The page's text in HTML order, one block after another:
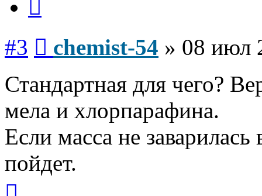
#3 chemist-54 » 08 июл
Стандартная для чего?
мела и хлорпарафина.
Если масса не
пойдет.